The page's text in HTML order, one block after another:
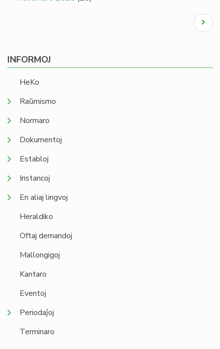
Next
page
INFORMOJ
HeKo
Raŭmismo
Normaro
Dokumentoj
Establoj
Instancoj
En aliaj lingvoj
Heraldiko
Oftaj demandoj
Mallongigoj
Kantaro
Eventoj
Periodaĵoj
Terminaro